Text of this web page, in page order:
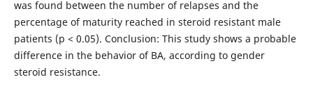
was found between the number of relapses and the
percentage of maturity reached in steroid resistant male
patients (p < 0.05). Conclusion: This study shows a probable
difference in the behavior of BA, according to gender
steroid resistance.